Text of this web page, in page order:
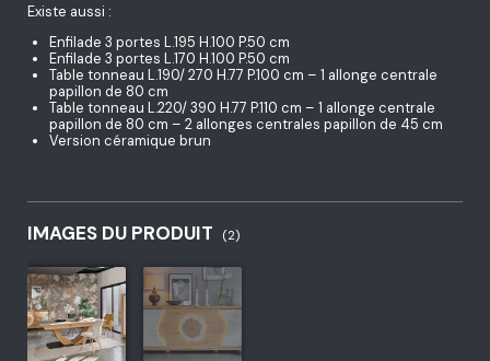
Existe aussi :
Enfilade 3 portes L.195 H.100 P.50 cm
Enfilade 3 portes L.170 H.100 P.50 cm
Table tonneau L.190/ 270 H.77 P.100 cm – 1 allonge centrale
papillon de 80 cm
Table tonneau L.220/ 390 H.77 P.110 cm – 1 allonge centrale
papillon de 80 cm – 2 allonges centrales papillon de 45 cm
Version céramique brun
IMAGES DU PRODUIT (2)